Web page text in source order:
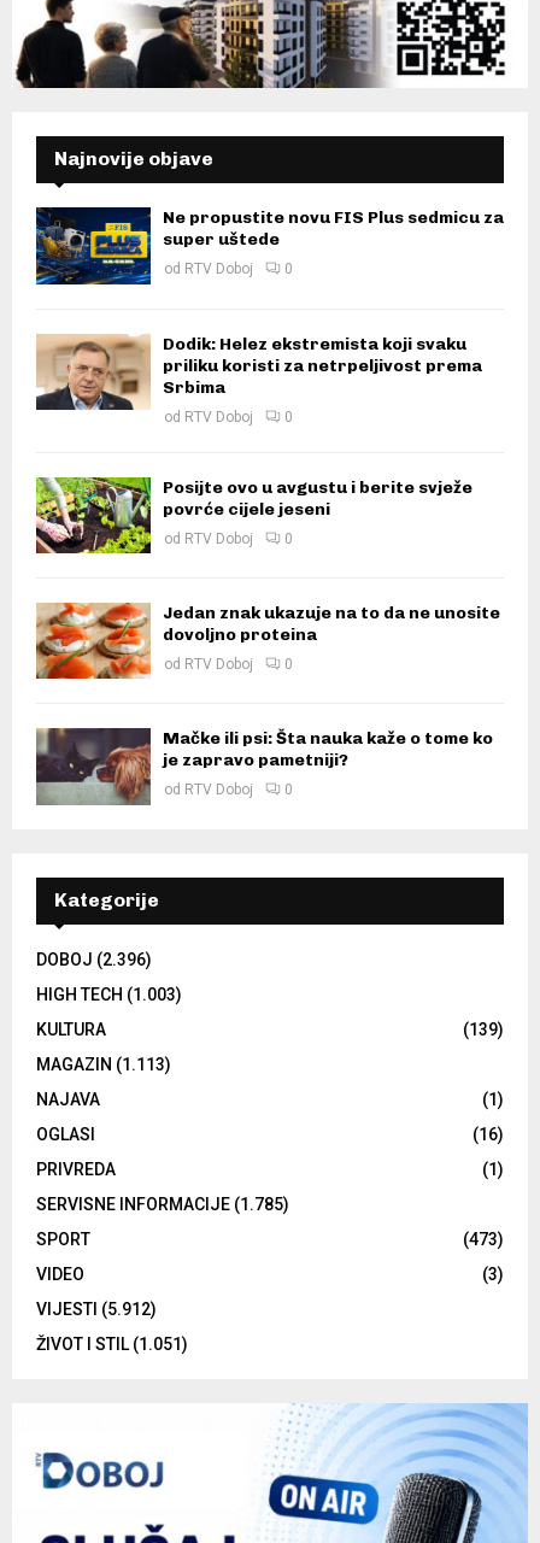
Najnovije objave
Ne propustite novu FIS Plus sedmicu za
super uštede
od RTV Doboj 0
Dodik: Helez ekstremista koji svaku
priliku koristi za netrpeljivost prema
Srbima
od RTV Doboj 0
Posijte ovo u avgustu i berite svježe
povrće cijele jeseni
od RTV Doboj 0
Jedan znak ukazuje na to da ne unosite
dovoljno proteina
od RTV Doboj 0
Mačke ili psi: Šta nauka kaže o tome ko
je zapravo pametniji?
od RTV Doboj 0
Kategorije
DOBOJ (2.396)
HIGH TECH (1.003)
KULTURA
(139)
MAGAZIN (1.113)
NAJAVA
(1)
OGLASI
(16)
PRIVREDA
(1)
SERVISNE INFORMACIJE (1.785)
SPORT
(473)
VIDEO
(3)
VIJESTI (5.912)
ŽIVOT I STIL (1.051)